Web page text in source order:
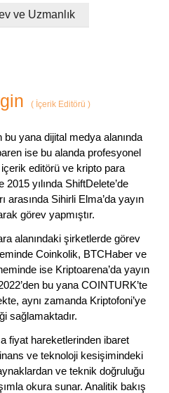
ve Uzmanlık
(İçerik Editörü )
bu yana dijital medya alanında
ise bu alanda profesyonel
editörü ve kripto para
yılında ShiftDelete’de
arasında Sihirli Elma’da yayın
görev yapmıştır.
alanındaki şirketlerde görev
Coinkolik, BTCHaber ve
ise Kriptoarena’da yayın
bu yana COINTURK’te
aynı zamanda Kriptofoni’ye
sağlamaktadır.
fiyat hareketlerinden ibaret
ve teknoloji kesişimindeki
ve teknik doğruluğu
okura sunar. Analitik bakış